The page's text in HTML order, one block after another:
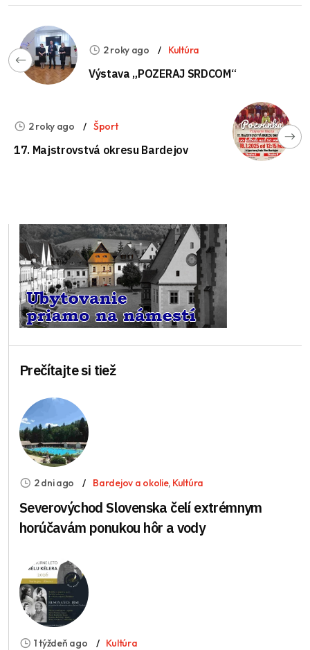
2 roky ago Kultúra
Výstava „POZERAJ SRDCOM“
2 roky ago Šport
17. Majstrovstvá okresu Bardejov
Prečítajte si tiež
2 dni ago Bardejov a okolie, Kultúra
Severovýchod Slovenska čelí extrémnym
horúčavám ponukou hôr a vody
1 týždeň ago Kultúra